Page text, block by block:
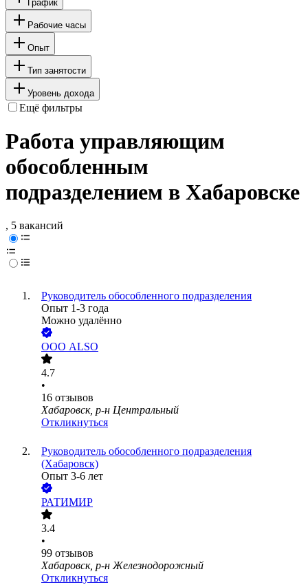
График
Рабочие часы
Опыт
Тип занятости
Уровень дохода
Ещё фильтры
Работа управляющим
обособленным
подразделением в Хабаровске
, 5 вакансий
Руководитель обособленного подразделения
Опыт 1-3 года
Можно удалённо
ООО ALSO
4.7
•
16 отзывов
Хабаровск, р-н Центральный
Откликнуться
Руководитель обособленного подразделения
(Хабаровск)
Опыт 3-6 лет
РАТИМИР
3.4
•
99 отзывов
Хабаровск, р-н Железнодорожный
Откликнуться